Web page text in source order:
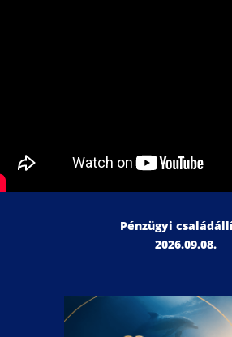
Pénzügyi
2026.09.08.